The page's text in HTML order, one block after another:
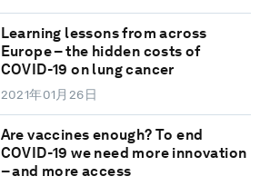
Learning lessons from across
Europe – the hidden costs of
COVID-19 on lung cancer
2021年01月26日
Are vaccines enough? To end
COVID-19 we need more innovation
– and more access